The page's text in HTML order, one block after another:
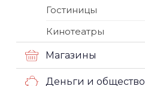
Гостиницы
Кинотеатры
Магазины
Деньги и общество